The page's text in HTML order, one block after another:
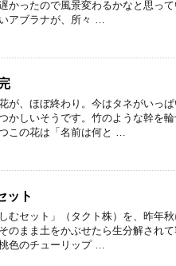
かったので風景変わるかなと思っ
アブラナが、所々 …
が、ほぼ終わり。今はタネがいっ
かしいそうです。竹のような幹を
この花は「名前は何と …
ット
むセット」（タクト株）を、昨年
のまま土をかぶせたら生分解されて
色のチューリップ …